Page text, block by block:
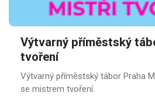
Výtvarný příměstský
tvoření
Výtvarný příměstský tábor Praha
se mistrem tvoření.